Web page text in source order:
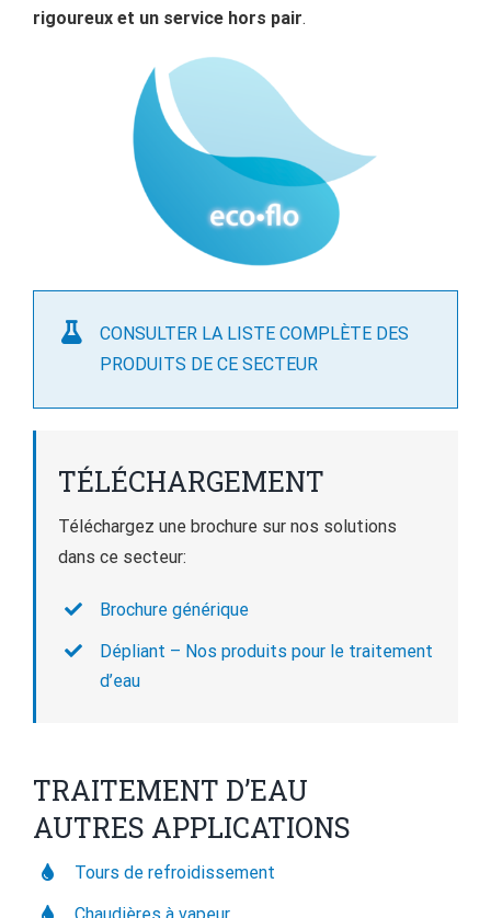
rigoureux et un service hors pair.
CONSULTER LA LISTE COMPLÈTE DES
PRODUITS DE CE SECTEUR
TÉLÉCHARGEMENT
Téléchargez une brochure sur nos solutions
dans ce secteur:
Brochure générique
Dépliant – Nos produits pour le traitement
d’eau
TRAITEMENT D’EAU
AUTRES APPLICATIONS
Tours de refroidissement